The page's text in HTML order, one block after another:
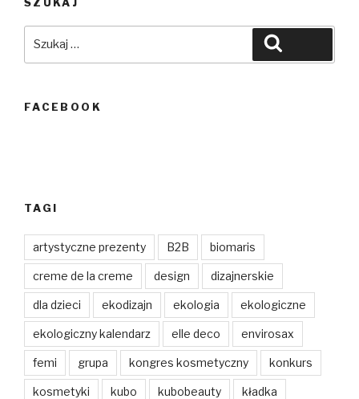
SZUKAJ
FACEBOOK
TAGI
artystyczne prezenty B2B biomaris
creme de la creme design dizajnerskie
dla dzieci ekodizajn ekologia ekologiczne
ekologiczny kalendarz elle deco envirosax
femi grupa kongres kosmetyczny konkurs
kosmetyki kubo kubobeauty kładka